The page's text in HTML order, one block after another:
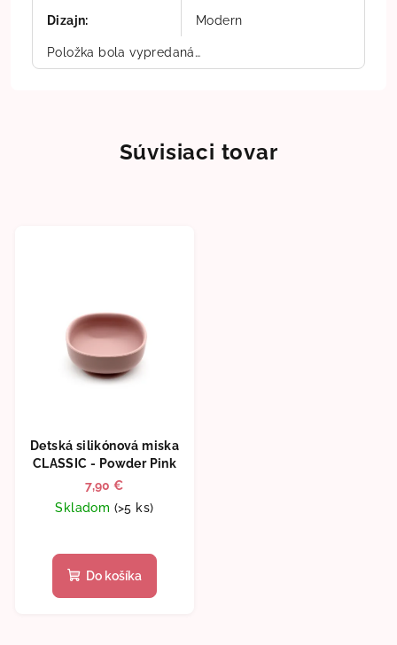
Dizajn: Modern
Položka bola vypredaná…
Súvisiaci tovar
Detská silikónová miska
CLASSIC - Powder Pink
7,90 €
Skladom (>5 ks)
Do košíka